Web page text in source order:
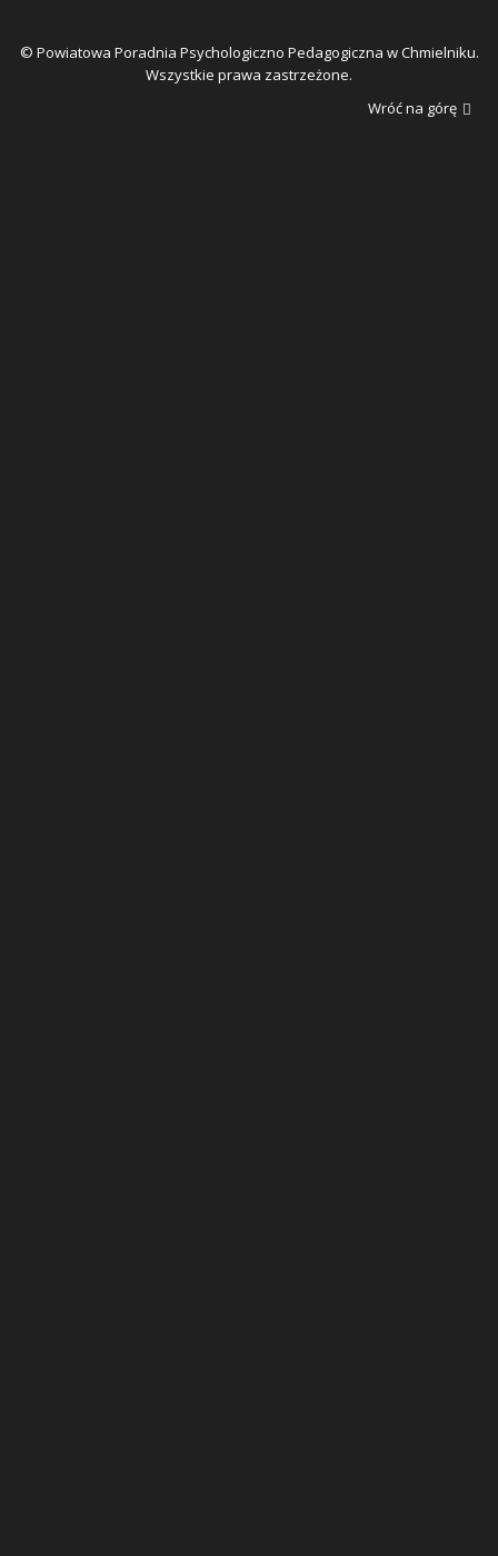
© Powiatowa Poradnia Psychologiczno Pedagogiczna w Chmielniku.
Wszystkie prawa zastrzeżone.
Wróć na górę